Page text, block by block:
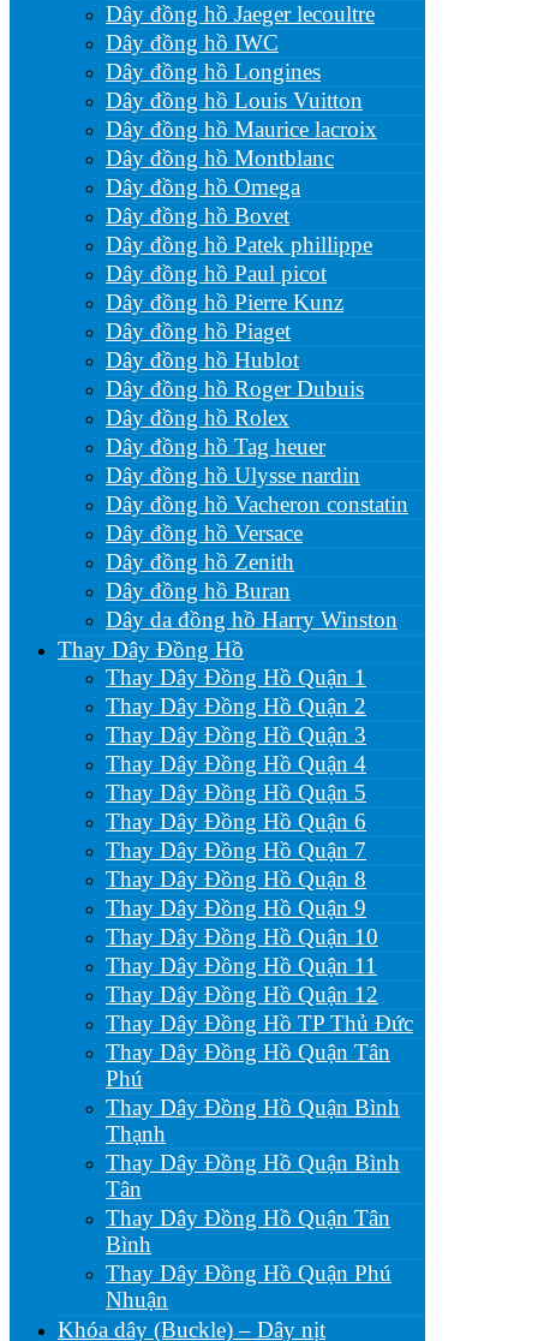
Dây đồng hồ Jaeger lecoultre
Dây đồng hồ IWC
Dây đồng hồ Longines
Dây đồng hồ Louis Vuitton
Dây đồng hồ Maurice lacroix
Dây đồng hồ Montblanc
Dây đồng hồ Omega
Dây đồng hồ Bovet
Dây đồng hồ Patek phillippe
Dây đồng hồ Paul picot
Dây đồng hồ Pierre Kunz
Dây đồng hồ Piaget
Dây đồng hồ Hublot
Dây đồng hồ Roger Dubuis
Dây đồng hồ Rolex
Dây đồng hồ Tag heuer
Dây đồng hồ Ulysse nardin
Dây đồng hồ Vacheron constatin
Dây đồng hồ Versace
Dây đồng hồ Zenith
Dây đồng hồ Buran
Dây da đồng hồ Harry Winston
Thay Dây Đồng Hồ
Thay Dây Đồng Hồ Quận 1
Thay Dây Đồng Hồ Quận 2
Thay Dây Đồng Hồ Quận 3
Thay Dây Đồng Hồ Quận 4
Thay Dây Đồng Hồ Quận 5
Thay Dây Đồng Hồ Quận 6
Thay Dây Đồng Hồ Quận 7
Thay Dây Đồng Hồ Quận 8
Thay Dây Đồng Hồ Quận 9
Thay Dây Đồng Hồ Quận 10
Thay Dây Đồng Hồ Quận 11
Thay Dây Đồng Hồ Quận 12
Thay Dây Đồng Hồ TP Thủ Đức
Thay Dây Đồng Hồ Quận Tân
Phú
Thay Dây Đồng Hồ Quận Bình
Thạnh
Thay Dây Đồng Hồ Quận Bình
Tân
Thay Dây Đồng Hồ Quận Tân
Bình
Thay Dây Đồng Hồ Quận Phú
Nhuận
Khóa dây (Buckle) – Dây nịt